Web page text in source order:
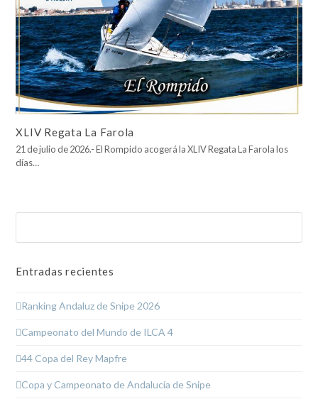
XLIV Regata La Farola
21 de julio de 2026.- El Rompido acogerá la XLIV Regata La Farola los
días…
Entradas recientes
Ranking Andaluz de Snipe 2026
Campeonato del Mundo de ILCA 4
44 Copa del Rey Mapfre
Copa y Campeonato de Andalucía de Snipe